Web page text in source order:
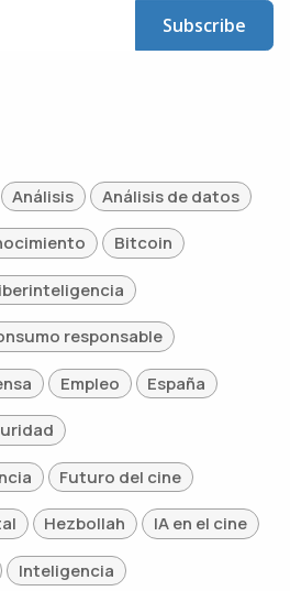
Subscribe
Análisis Análisis de datos
Bitcoin
responsable
Empleo España
Futuro del cine
Hezbollah IA en el cine
Inteligencia